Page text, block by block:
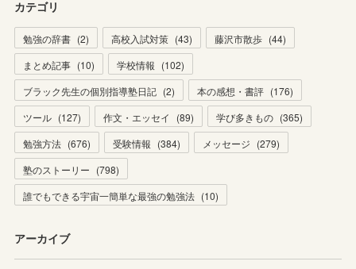
カテゴリ
勉強の辞書 (2) 高校入試対策 (43) 藤沢市散歩 (44)
まとめ記事 (10) 学校情報 (102)
ブラック先生の個別指導塾日記 (2) 本の感想・書評 (176)
ツール (127) 作文・エッセイ (89) 学び多きもの (365)
勉強方法 (676) 受験情報 (384) メッセージ (279)
塾のストーリー (798)
誰でもできる宇宙一簡単な最強の勉強法 (10)
アーカイブ